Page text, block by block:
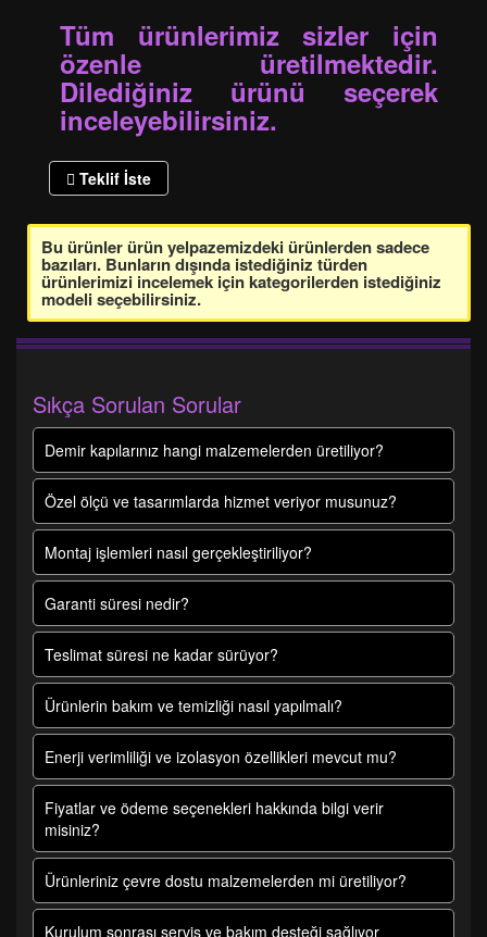
Tüm ürünlerimiz sizler için
özenle üretilmektedir.
Dilediğiniz ürünü seçerek
inceleyebilirsiniz.
Teklif İste
Bu ürünler ürün yelpazemizdeki ürünlerden sadece
bazıları. Bunların dışında istediğiniz türden
ürünlerimizi incelemek için kategorilerden istediğiniz
modeli seçebilirsiniz.
Sıkça Sorulan Sorular
Demir kapılarınız hangi malzemelerden üretiliyor?
Özel ölçü ve tasarımlarda hizmet veriyor musunuz?
Montaj işlemleri nasıl gerçekleştiriliyor?
Garanti süresi nedir?
Teslimat süresi ne kadar sürüyor?
Ürünlerin bakım ve temizliği nasıl yapılmalı?
Enerji verimliliği ve izolasyon özellikleri mevcut mu?
Fiyatlar ve ödeme seçenekleri hakkında bilgi verir
misiniz?
Ürünleriniz çevre dostu malzemelerden mi üretiliyor?
Kurulum sonrası servis ve bakım desteği sağlıyor